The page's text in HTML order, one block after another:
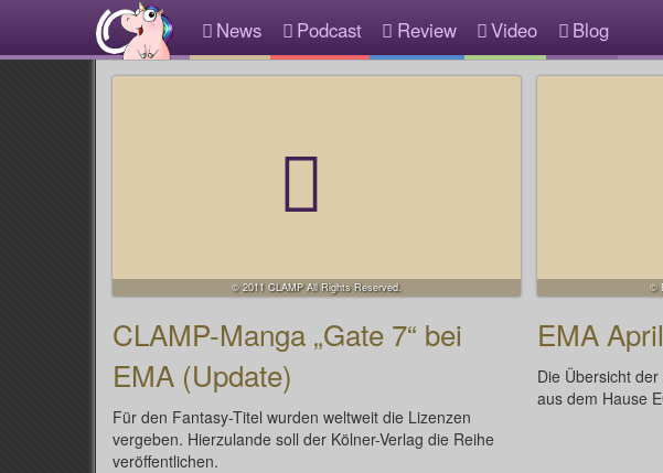
News Podcast Review Video Blog
© 2011 CLAMP All Rights Reserved.
CLAMP-Manga „Gate 7“ bei
EMA (Update)
Für den Fantasy-Titel wurden weltweit die Lizenzen
vergeben. Hierzulande soll der Kölner-Verlag die Reihe
veröffentlichen.
©
EMA
Die Übersicht
aus dem Hause